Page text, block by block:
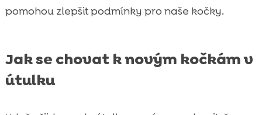
pomohou zlepšit podmínky pro naše kočky.
Jak se chovat k novým kočkám v
útulku